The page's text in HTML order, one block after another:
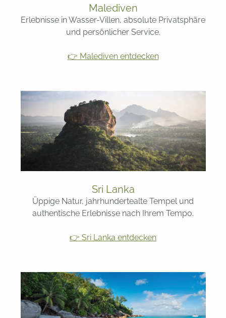
Malediven
Erlebnisse in Wasser-Villen, absolute Privatsphäre
und persönlicher Service.
👉 Malediven entdecken
Sri Lanka
Üppige Natur, jahrhundertealte Tempel und
authentische Erlebnisse nach Ihrem Tempo.
👉 Sri Lanka entdecken